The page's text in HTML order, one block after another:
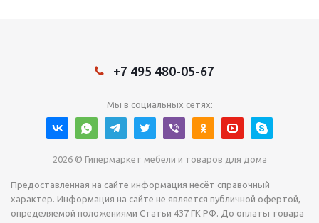
+7 495 480-05-67
Мы в социальных сетях:
2026 © Гипермаркет мебели и товаров для дома
Предоставленная на сайте информация несёт справочный
характер. Информация на сайте не является публичной офертой,
определяемой положениями Статьи 437 ГК РФ. До оплаты товара